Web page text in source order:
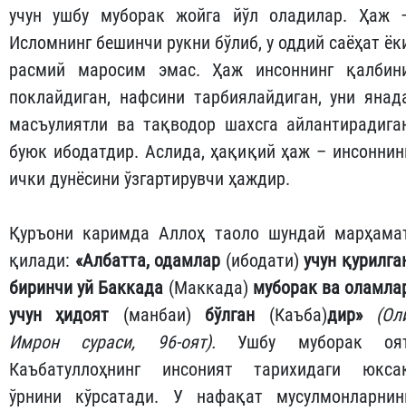
учун ушбу муборак жойга йўл оладилар. Ҳаж
Исломнинг бешинчи рукни бўлиб, у оддий саёҳат
расмий маросим эмас. Ҳаж инсоннинг
поклайдиган, нафсини тарбиялайдиган, уни
масъулиятли ва тақводор шахсга
буюк ибодатдир. Аслида, ҳақиқий ҳаж –
ички дунёсини ўзгартирувчи ҳаждир.
Қуръони каримда Аллоҳ таоло шундай
қилади: «Албатта, одамлар (ибодати)учун
биринчи уй Баккада (Маккада) муборак ва
учун ҳидоят (манбаи) бўлган (Каъба)дир»
Имрон сураси, 96-оят). Ушбу муборак
Каъбатуллоҳнинг инсоният тарихидаги
ўрнини кўрсатади. У нафақат